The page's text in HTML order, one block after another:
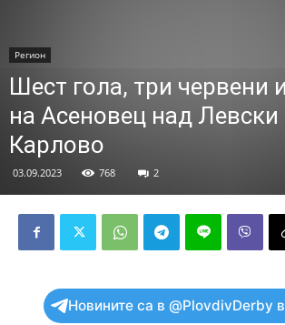
Регион
Шест гола, три червени
на Асеновец над Левски
Карлово
03.09.2023 768 2
Новините са в @PlovdivDerby